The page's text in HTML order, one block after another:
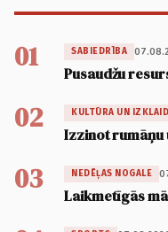
01 SABIEDRĪBA
Pusaudžu
02 KULTŪRA UN
Izzinot rumāņu
03 NEDĒĻAS NOGALE
Laikmetīgās